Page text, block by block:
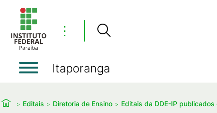
⋮
Itaporanga
Editais Diretoria de Ensino Editais da DDE-IP publicados